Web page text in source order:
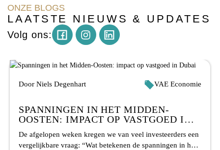
ONZE BLOGS
LAATSTE NIEUWS & UPDATES
Volg ons: Instagram
Door Niels Degenhart VAE Economie
SPANNINGEN IN HET MIDDEN-
OOSTEN: IMPACT OP VASTGOED IN
De afgelopen weken kregen we van veel investeerders een
vergelijkbare vraag: “Wat betekenen de spanningen in het